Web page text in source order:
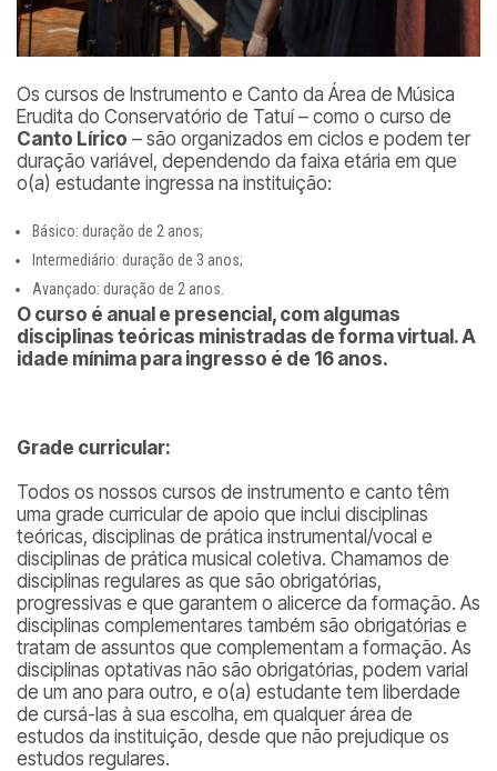
Os cursos de Instrumento e Canto da Área de Música
Erudita do Conservatório de Tatuí – como o curso de
Canto Lírico – são organizados em ciclos e podem ter
duração variável, dependendo da faixa etária em que
o(a) estudante ingressa na instituição:
Básico: duração de 2 anos;
Intermediário: duração de 3 anos;
Avançado: duração de 2 anos.
O curso é anual e presencial, com algumas
disciplinas teóricas ministradas de forma virtual. A
idade mínima para ingresso é de 16 anos.
Grade curricular:
Todos os nossos cursos de instrumento e canto têm
uma grade curricular de apoio que inclui disciplinas
teóricas, disciplinas de prática instrumental/vocal e
disciplinas de prática musical coletiva. Chamamos de
disciplinas regulares as que são obrigatórias,
progressivas e que garantem o alicerce da formação. As
disciplinas complementares também são obrigatórias e
tratam de assuntos que complementam a formação. As
disciplinas optativas não são obrigatórias, podem varial
de um ano para outro, e o(a) estudante tem liberdade
de cursá-las à sua escolha, em qualquer área de
estudos da instituição, desde que não prejudique os
estudos regulares.